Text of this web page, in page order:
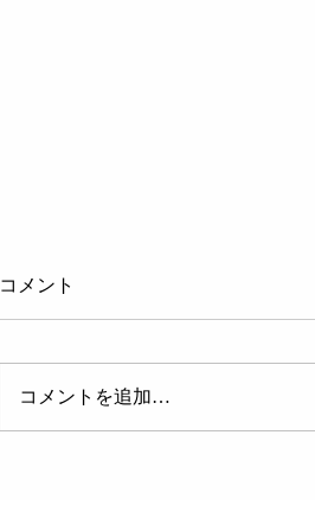
コメント
コメントを追加…